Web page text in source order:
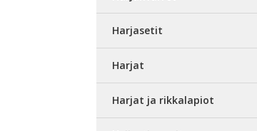
Harjasetit
Harjat
Harjat ja rikkalapiot